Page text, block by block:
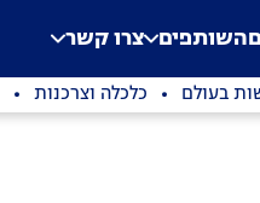
השותפים צרו קשר
בעולם כלכלה וצרכנות